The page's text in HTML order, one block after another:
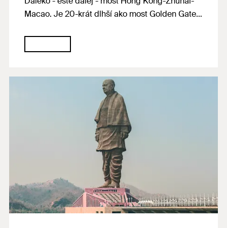
Macao. Je 20-krát dlhší ako most Golden Gate v
tisíc vodičov. Navrhnutý so životnosťou 120
rokov, FIS EM Plus dokázal presvedčiť vďaka
použil aj vďaka svojej vhodnosti na kotvenie v
prímorských oblastiach a na dodatočne